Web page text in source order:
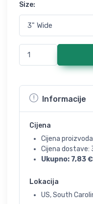
Size:
Informacije
Cijena
Cijena
Cijena dostave:
Ukupno: 7,83€
Lokacija
US, South